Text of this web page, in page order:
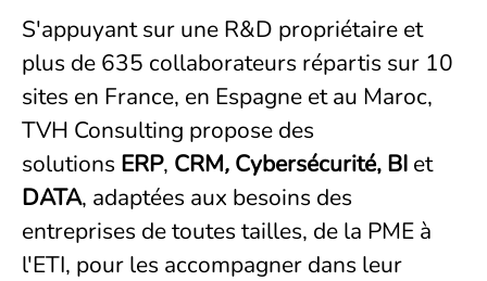
S'appuyant sur une R&D propriétaire et
plus de 635 collaborateurs répartis sur 10
sites en France, en Espagne et au Maroc,
TVH Consulting propose des
solutions ERP, CRM, Cybersécurité, BI et
DATA, adaptées aux besoins des
entreprises de toutes tailles, de la PME à
l'ETI, pour les accompagner dans leur